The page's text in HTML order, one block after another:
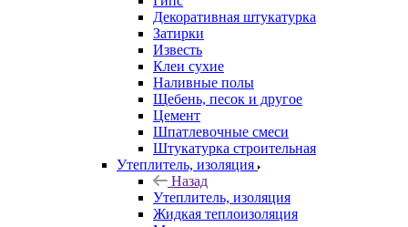
Декоративная штукатурка
Затирки
Известь
Клеи сухие
Наливные полы
Щебень, песок и другое
Цемент
Шпатлевочные смеси
Штукатурка строительная
Утеплитель, изоляция
Назад
Утеплитель, изоляция
Жидкая теплоизоляция